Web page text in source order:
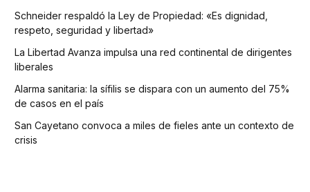
Schneider respaldó la Ley de Propiedad: «Es dignidad,
respeto, seguridad y libertad»
La Libertad Avanza impulsa una red continental de dirigentes
liberales
Alarma sanitaria: la sífilis se dispara con un aumento del 75%
de casos en el país
San Cayetano convoca a miles de fieles ante un contexto de
crisis